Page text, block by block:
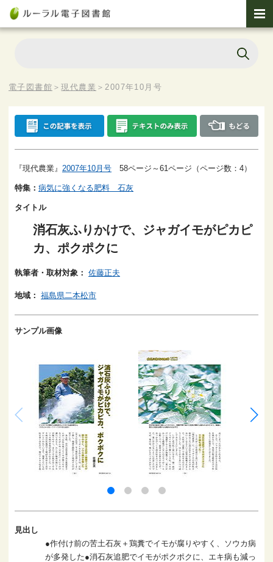
電子図書館 ＞現代農業 ＞2007年10月号
『現代農業』 2007年10月号 58ページ～61ページ（ページ数：4）
特集： 病気に強くなる肥料 石灰
タイトル
消石灰ふりかけで、ジャガイモがピカピ
カ、ポクポクに
執筆者・取材対象： 佐藤正夫
地域： 福島県二本松市
サンプル画像
見出し
●作付け前の苦土石灰＋鶏糞でイモが腐りやすく、ソウカ病
が多発した●消石灰追肥でイモがポクポクに、エキ病も減っ